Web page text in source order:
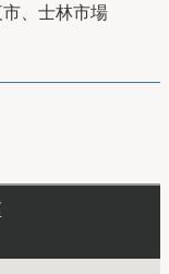
、士林市場